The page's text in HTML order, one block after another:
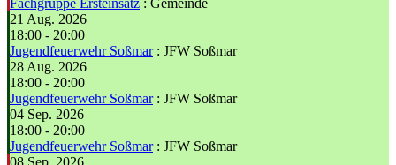
Fachgruppe Ersteinsatz : Gemeinde
21 Aug. 2026
18:00 - 20:00
Jugendfeuerwehr Soßmar: JFW Soßmar
28 Aug. 2026
18:00 - 20:00
Jugendfeuerwehr Soßmar: JFW Soßmar
04 Sep. 2026
18:00 - 20:00
Jugendfeuerwehr Soßmar: JFW Soßmar